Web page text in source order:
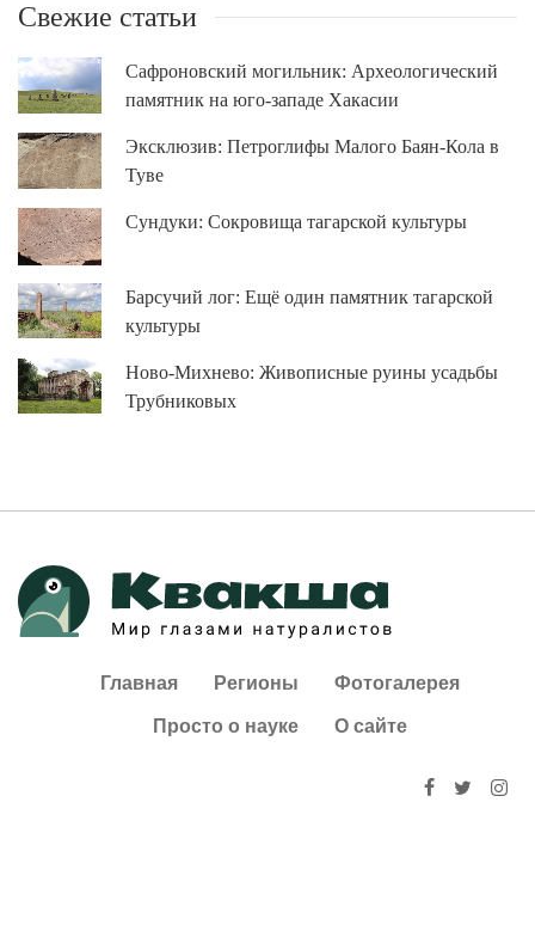
Свежие статьи
Сафроновский могильник: Археологический
памятник на юго-западе Хакасии
Эксклюзив: Петроглифы Малого Баян-Кола в
Туве
Сундуки: Сокровища тагарской культуры
Барсучий лог: Ещё один памятник тагарской
культуры
Ново-Михнево: Живописные руины усадьбы
Трубниковых
Главная Регионы Фотогалерея
Просто о науке О сайте